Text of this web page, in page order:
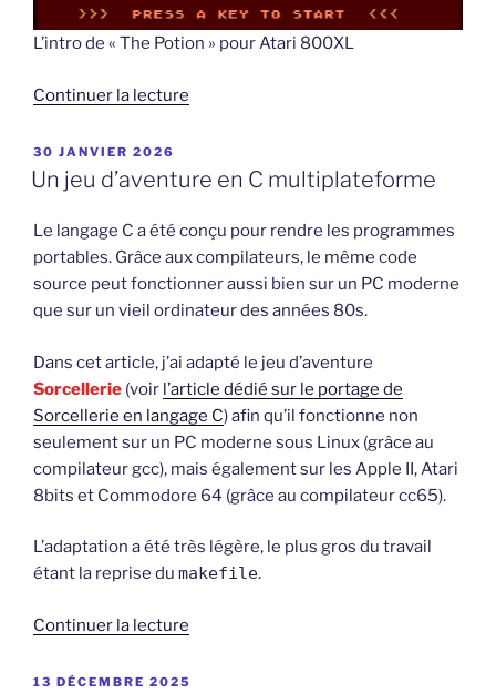
L’intro de « The Potion » pour Atari 800XL
Continuer la lecture
a
game
for
your
6502
PUBLIÉ
LE
30 JANVIER 2026
Un jeu d’aventure en C multiplateforme
Le langage C a été conçu pour rendre les programmes
portables. Grâce aux compilateurs, le même code
source peut fonctionner aussi bien sur un PC moderne
que sur un vieil ordinateur des années 80s.
Dans cet article, j’ai adapté le jeu d’aventure
Sorcellerie (voir l’article dédié sur le portage de
Sorcellerie en langage C) afin qu’il fonctionne non
seulement sur un PC moderne sous Linux (grâce au
compilateur gcc), mais également sur les Apple II, Atari
8bits et Commodore 64 (grâce au compilateur cc65).
L’adaptation a été très légère, le plus gros du travail
étant la reprise du makefile.
Continuer la lecture
PUBLIÉ
13 DÉCEMBRE 2025